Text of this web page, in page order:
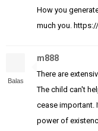
How you
much you.
Balas
m888
There are
The child can't
cease important.
power of